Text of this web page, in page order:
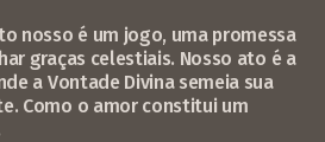
nosso é um jogo, uma promessa
graças celestiais. Nosso ato é a
a Vontade Divina semeia sua
Como o amor constitui um